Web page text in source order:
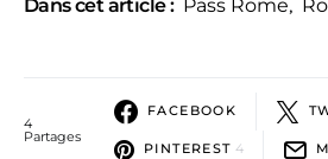
Dans cet article : Pass Rome,
4
Partages
FACEBOOK
PINTEREST 4